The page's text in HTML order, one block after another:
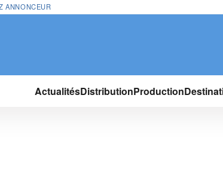
ANNONCEUR
ActualitésDistributionProduction